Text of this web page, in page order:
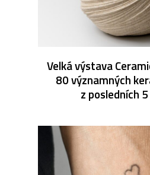
Velká výstava
80 významných
z posledních